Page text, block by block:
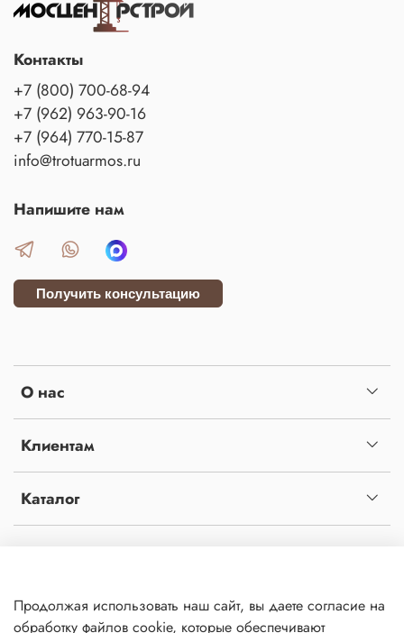
О нас
Клиентам
Каталог
Контакты
+7 (800) 700-68-94
+7 (962) 963-90-16
+7 (964) 770-15-87
info@trotuarmos.ru
Напишите нам
Получить консультацию
и сервис сбора технических данных его посетителей. Продолжая использовать данный
Продолжая использовать наш сайт, вы даете согласие на
обработку файлов cookie, которые обеспечиваютобработки